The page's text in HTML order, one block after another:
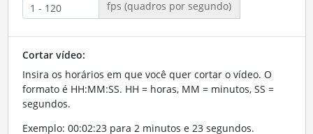
fps (quadros por segundo)
Cortar vídeo:
Insira os horários em que você quer cortar o vídeo. O
formato é HH:MM:SS. HH = horas, MM = minutos, SS =
segundos.
Exemplo: 00:02:23 para 2 minutos e 23 segundos.